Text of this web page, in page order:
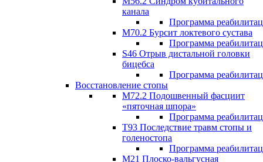
канала
Программа
M70.2 Бурсит локтевого сустава
Программа
S46 Отрыв дистальной головки
бицебса
Программа
Восстановление стопы
М72.2 Подошвенный фасциит
«пяточная шпора»
Программа
Т93 Последствие травм стопы и
голеностопа
Программа
М21 Плоско-вальгусная